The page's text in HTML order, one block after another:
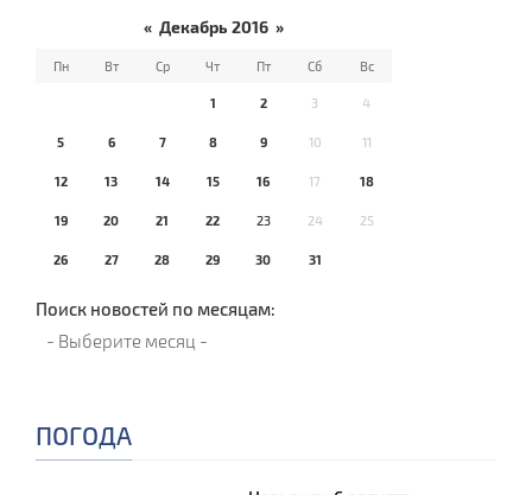
« Декабрь 2016 »
Пн Вт Ср Чт Пт Сб Вс
1 2 3 4
5 6 7 8 9 10 11
12 13 14 15 16 17 18
19 20 21 22 23 24 25
26 27 28 29 30 31
Поиск новостей по месяцам:
ПОГОДА